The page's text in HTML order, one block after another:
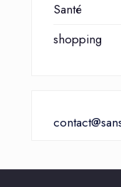
Santé
shopping